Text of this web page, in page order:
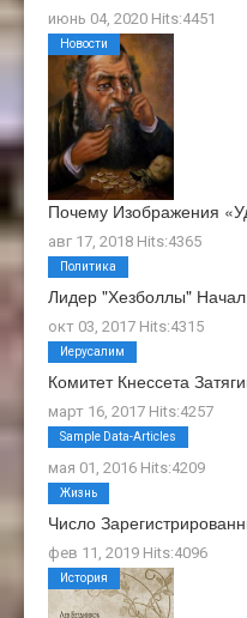
июнь 04, 2020 Hits:4451
Почему Изображения
авг 17, 2018 Hits:4365
Новости
Лидер "Хезболлы"
окт 03, 2017 Hits:4315
Политика
Комитет Кнессета
март 16, 2017 Hits:4257
Иерусалим
О Нас
мая 01, 2016 Hits:4209
Sample Data-Articles
Число
фев 11, 2019 Hits:4096
Жизнь
История